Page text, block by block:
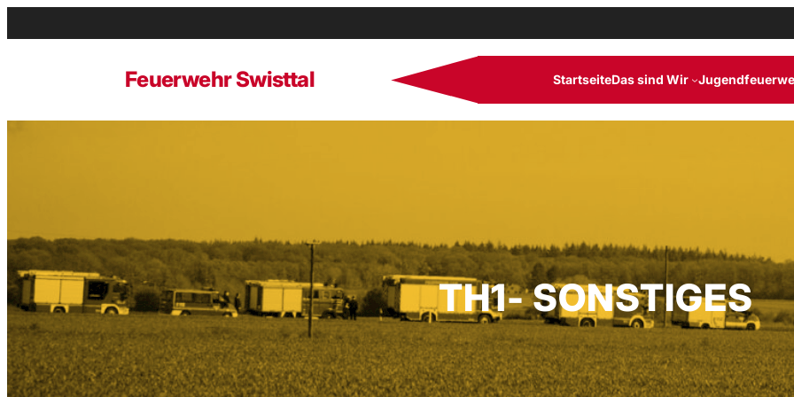
Inhalt
Feuerwehr Swisttal StartseiteDas sind Wir
TH1- SONSTIGES